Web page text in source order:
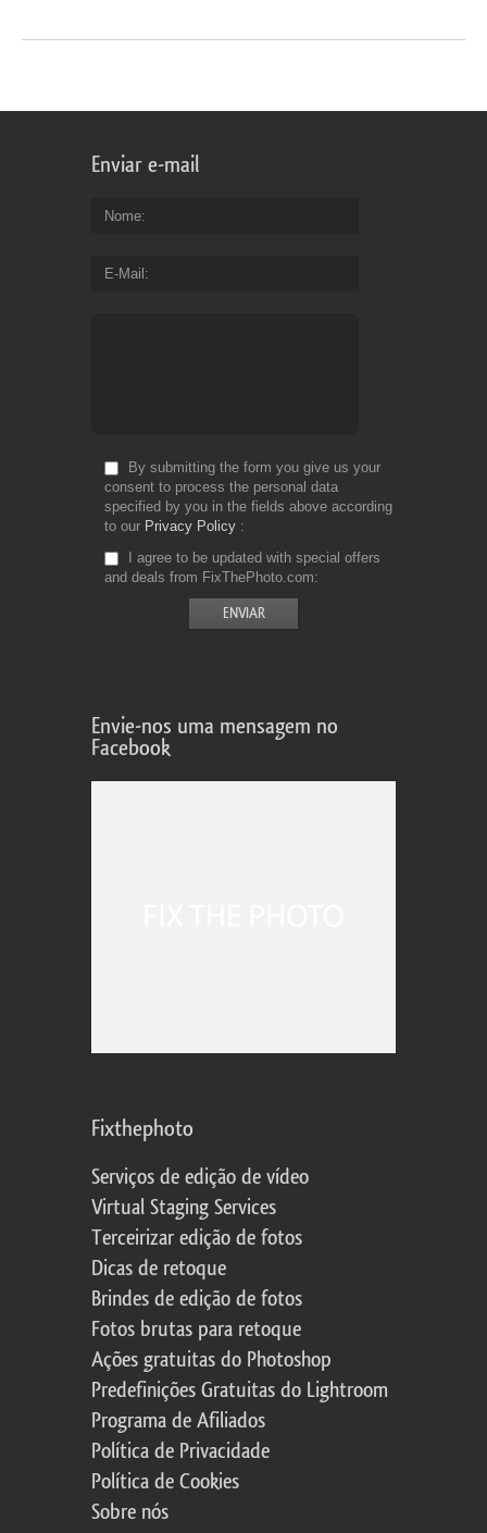
Enviar e-mail
Nome
E-Mail
By submitting the form you give us your
consent to process the personal data
specified by you in the fields above according
to our Privacy Policy
I agree to be updated with special offers
and deals from FixThePhoto.com
Envie-nos uma mensagem no
Facebook
Fixthephoto
Serviços de edição de vídeo
Virtual Staging Services
Terceirizar edição de fotos
Dicas de retoque
Brindes de edição de fotos
Fotos brutas para retoque
Ações gratuitas do Photoshop
Predefinições Gratuitas do Lightroom
Programa de Afiliados
Política de Privacidade
Política de Cookies
Sobre nós